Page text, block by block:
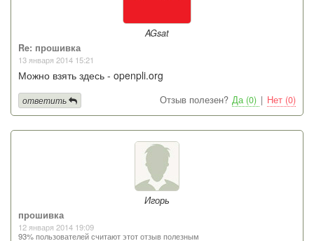
AGsat
Re: прошивка
13 января 2014 15:21
Можно взять здесь - openpli.org
Отзыв полезен? Да (0) | Нет (0)
ответить
Игорь
прошивка
12 января 2014 19:09
93% пользователей считают этот отзыв полезным